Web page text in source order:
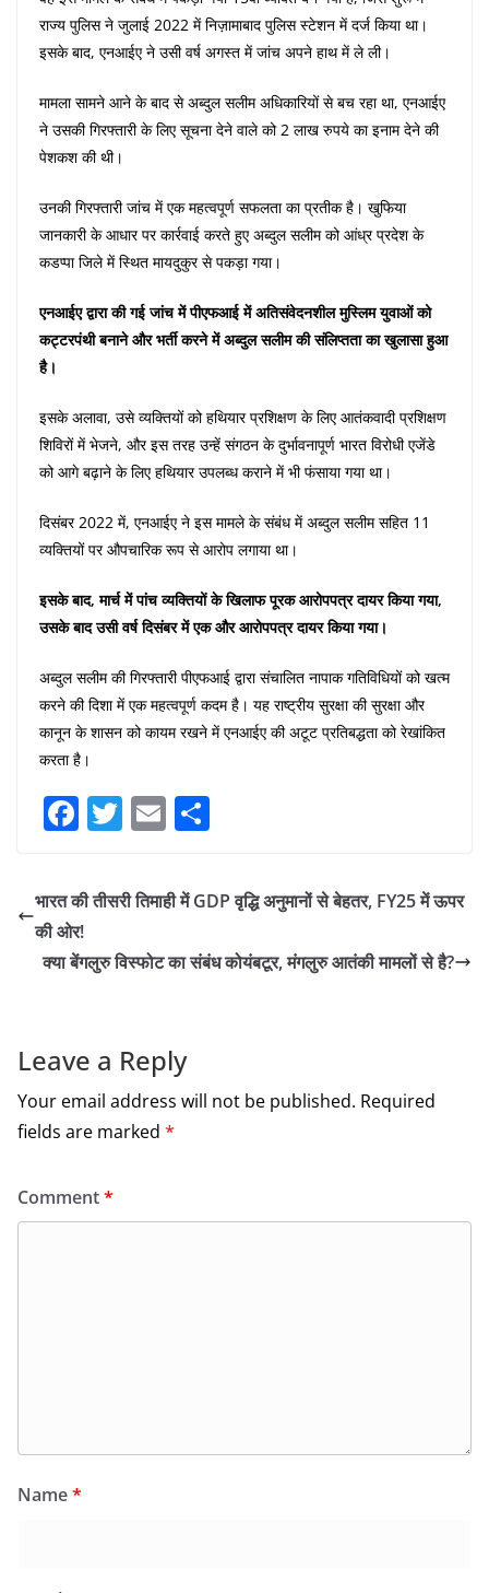
राज्य पुलिस ने जुलाई 2022 में निज़ामाबाद पुलिस स्टेशन में दर्ज किया था।
इसके बाद, एनआईए ने उसी वर्ष अगस्त में जांच अपने हाथ में ले ली।
मामला सामने आने के बाद से अब्दुल सलीम अधिकारियों से बच रहा था, एनआईए
ने उसकी गिरफ्तारी के लिए सूचना देने वाले को 2 लाख रुपये का इनाम देने की
पेशकश की थी।
उनकी गिरफ्तारी जांच में एक महत्वपूर्ण सफलता का प्रतीक है। खुफिया
जानकारी के आधार पर कार्रवाई करते हुए अब्दुल सलीम को आंध्र प्रदेश के
कडप्पा जिले में स्थित मायदुकुर से पकड़ा गया।
एनआईए द्वारा की गई जांच में पीएफआई में अतिसंवेदनशील मुस्लिम युवाओं को
कट्टरपंथी बनाने और भर्ती करने में अब्दुल सलीम की संलिप्तता का खुलासा हुआ
है।
इसके अलावा, उसे व्यक्तियों को हथियार प्रशिक्षण के लिए आतंकवादी प्रशिक्षण
शिविरों में भेजने, और इस तरह उन्हें संगठन के दुर्भावनापूर्ण भारत विरोधी एजेंडे
को आगे बढ़ाने के लिए हथियार उपलब्ध कराने में भी फंसाया गया था।
दिसंबर 2022 में, एनआईए ने इस मामले के संबंध में अब्दुल सलीम सहित 11
व्यक्तियों पर औपचारिक रूप से आरोप लगाया था।
इसके बाद, मार्च में पांच व्यक्तियों के खिलाफ पूरक आरोपपत्र दायर किया गया,
उसके बाद उसी वर्ष दिसंबर में एक और आरोपपत्र दायर किया गया।
अब्दुल सलीम की गिरफ्तारी पीएफआई द्वारा संचालित नापाक गतिविधियों को खत्म
करने की दिशा में एक महत्वपूर्ण कदम है। यह राष्ट्रीय सुरक्षा की सुरक्षा और
कानून के शासन को कायम रखने में एनआईए की अटूट प्रतिबद्धता को रेखांकित
करता है।
F
c
e
b
o
k
T
itt
er
E
ai
l
ar
e
भारत की तीसरी तिमाही में GDP वृद्धि अनुमानों से बेहतर, FY25 में ऊपर
की ओर!
क्या बेंगलुरु विस्फोट का संबंध कोयंबटूर, मंगलुरु आतंकी मामलों से है?
Leave a Reply
Your email address will not be published. Required
fields are marked *
Comment*
Name*